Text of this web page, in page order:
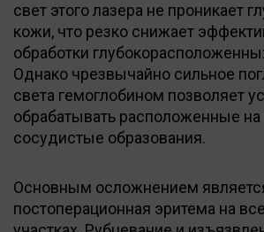
свет этого лазера не проникает
кожи, что резко снижает
обработки
Однако чрезвычайно сильное
света гемоглобином позволяет
обрабатывать расположенные на
сосудистые образования.
Основным осложнением
постоперационная эритема на